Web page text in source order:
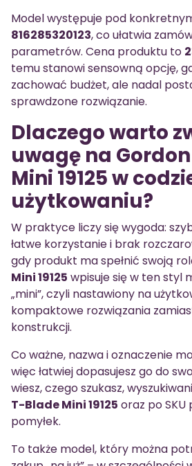
Model występuje pod
816285320123, co ułatwia
parametrów. Cena produktu to
temu stanowi sensowną opcję,
zachować budżet, ale nadal
sprawdzone rozwiązanie.
Dlaczego warto
uwagę na
Mini 19125 w
użytkowaniu?
W praktyce liczy się wygoda:
łatwe korzystanie i brak
gdy produkt ma spełnić swoją
Mini 19125 wpisuje się w ten styl
„mini”, czyli nastawiony na
kompaktowe rozwiązania
konstrukcji.
Co ważne, nazwa i oznaczenie
więc łatwiej dopasujesz go do
wiesz, czego szukasz,
T-Blade Mini 19125 oraz po
pomyłek.
To także model, który można